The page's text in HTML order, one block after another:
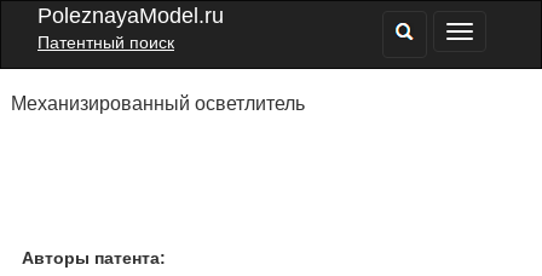
PoleznayaModel.ru
Патентный поиск
Механизированный осветлитель
Авторы патента: